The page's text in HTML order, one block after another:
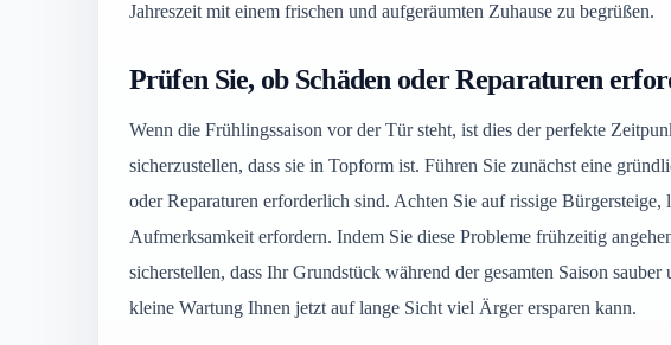
Jahreszeit mit einem frischen und aufgeräumten Zuhause zu begrüßen.
Prüfen Sie, ob Schäden oder Reparaturen
Wenn die Frühlingssaison vor der Tür steht, ist dies der perfekte
sicherzustellen, dass sie in Topform ist. Führen Sie zunächst eine
oder Reparaturen erforderlich sind. Achten Sie auf rissige
Aufmerksamkeit erfordern. Indem Sie diese Probleme frühzeitig
sicherstellen, dass Ihr Grundstück während der gesamten Saison
kleine Wartung Ihnen jetzt auf lange Sicht viel Ärger ersparen kann.